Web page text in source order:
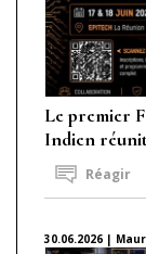
Le premier
Indien
Réagir
30.06.2026 |